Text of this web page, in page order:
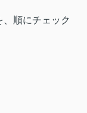
順にチェック